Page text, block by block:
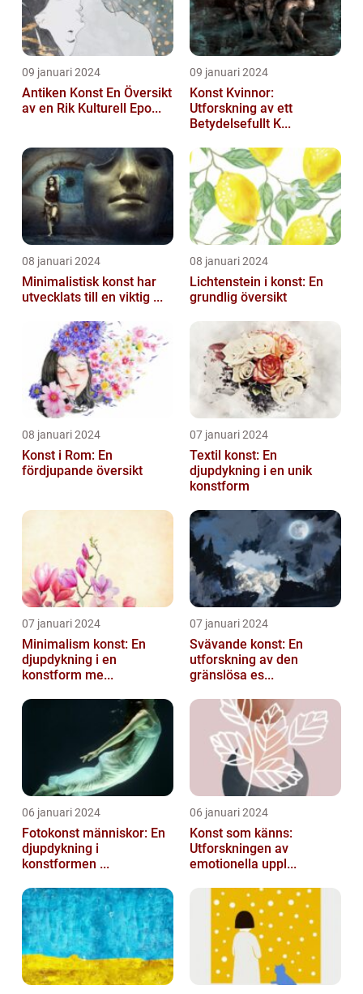
09 januari 2024
Antiken Konst En Översikt
av en Rik Kulturell Epo...
09 januari 2024
Konst Kvinnor:
Utforskning av ett
Betydelsefullt K...
08 januari 2024
Minimalistisk konst har
utvecklats till en viktig ...
08 januari 2024
Lichtenstein i konst: En
grundlig översikt
08 januari 2024
Konst i Rom: En
fördjupande översikt
07 januari 2024
Textil konst: En
djupdykning i en unik
konstform
07 januari 2024
Minimalism konst: En
djupdykning i en
konstform me...
07 januari 2024
Svävande konst: En
utforskning av den
gränslösa es...
06 januari 2024
Fotokonst människor: En
djupdykning i
konstformen ...
06 januari 2024
Konst som känns:
Utforskningen av
emotionella uppl...